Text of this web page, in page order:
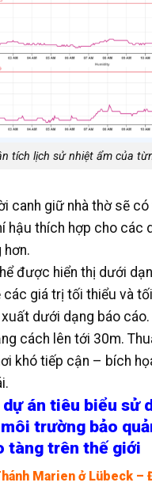
tích lịch sử nhiệt ẩm của
canh giữ nhà thờ sẽ
hậu thích hợp cho các
hơn.
được hiển thị dưới
các giá trị tối thiểu và
dưới dạng báo
cách lên tới 30m.
khó tiếp cận – bích
dự án tiêu biểu sử
trường bảo
tàng trên thế giới
Marien ở Lübeck –